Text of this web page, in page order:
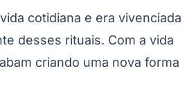
cotidiana e era vivenciada
desses rituais. Com a vida
criando uma nova forma